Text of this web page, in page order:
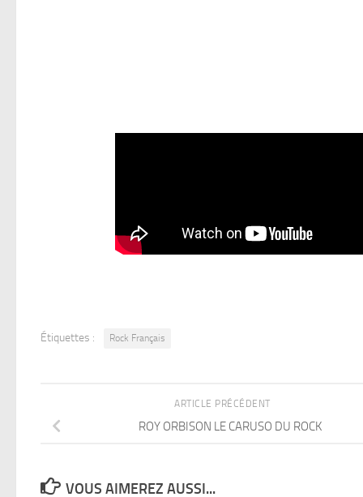
Étiquettes : Rock Français
ARTICLE PRÉCÉDENT
ROY ORBISON LE CARUSO DU ROCK
VOUS AIMEREZ AUSSI...